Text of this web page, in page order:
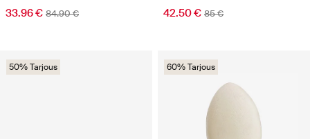
33.96 € 84.90 € 42.50 € 85 €
50% Tarjous 60% Tarjous